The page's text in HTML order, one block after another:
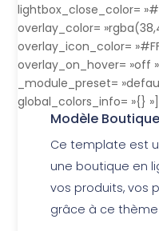
lightbox_close_color=
overlay_color=
overlay_icon_color=
overlay_on_hover= »off
_module_preset=
global_colors_info= »{}
Modèle
Ce template est
une boutique en
vos produits, vos
grâce à ce